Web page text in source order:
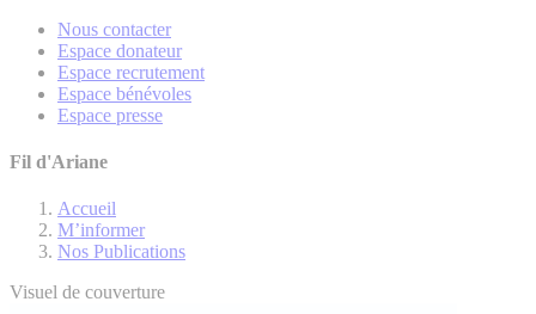
Nous contacter
Espace donateur
Espace recrutement
Espace bénévoles
Espace presse
Fil d'Ariane
Accueil
M’informer
Nos Publications
Visuel de couverture